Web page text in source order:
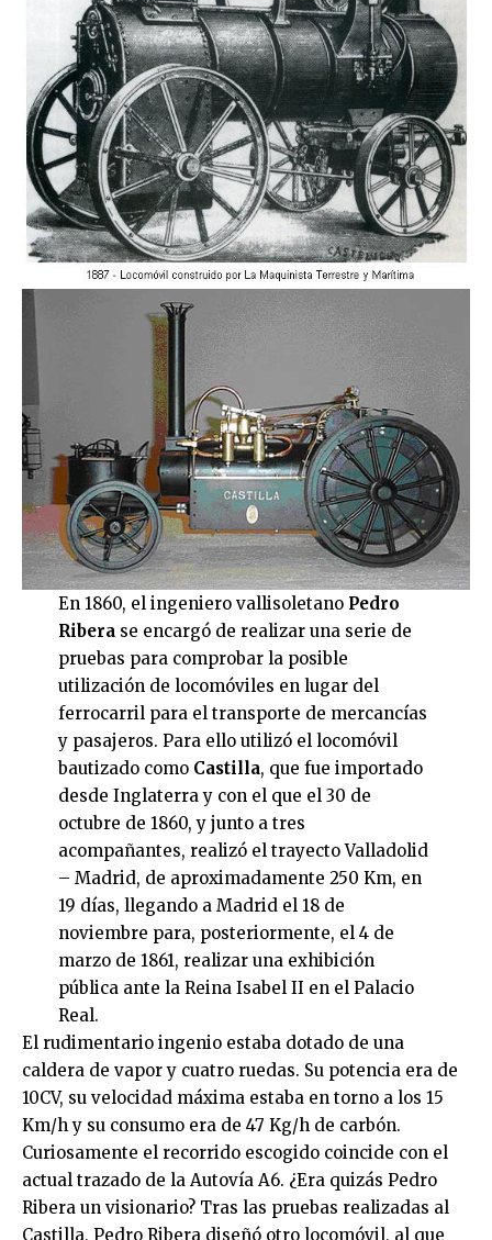
En 1860, el ingeniero vallisoletano Pedro
Riberase encargó de realizar una serie de
pruebas para comprobar la posible
utilización de locomóviles en lugar del
ferrocarril para el transporte de mercancías
y pasajeros. Para ello utilizó el locomóvil
bautizado comoCastilla, que fue importado
desde Inglaterra y con el que el 30 de
octubre de 1860, y junto a tres
acompañantes, realizó el trayecto Valladolid
– Madrid, de aproximadamente 250 Km, en
19 días, llegando a Madrid el 18 de
noviembre para, posteriormente, el 4 de
marzo de 1861, realizar una exhibición
pública ante la Reina Isabel II en el Palacio
Real.
El rudimentario ingenio estaba dotado de una
caldera de vapor y cuatro ruedas. Su potencia era de
10CV, su velocidad máxima estaba en torno a los 15
Km/h y su consumo era de 47 Kg/h de carbón.
Curiosamente el recorrido escogido coincide con el
actual trazado de la Autovía A6. ¿Era quizás Pedro
Ribera un visionario? Tras las pruebas realizadas al
Castilla, Pedro Ribera diseñó otro locomóvil, al que